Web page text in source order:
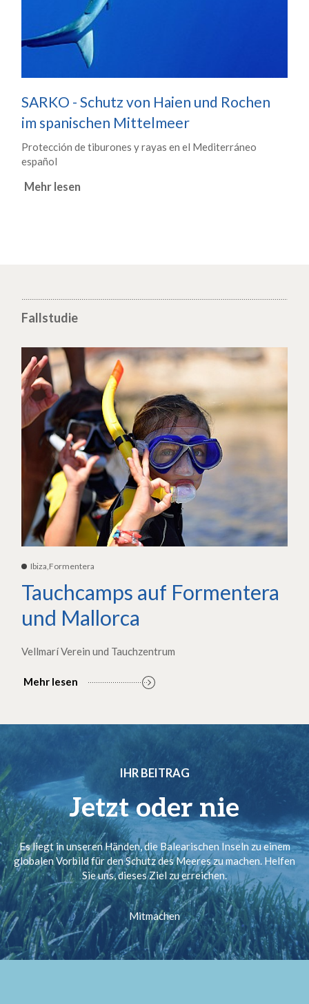
SARKO - Schutz von Haien und Rochen
im spanischen Mittelmeer
Protección de tiburones y rayas en el Mediterráneo
español
Mehr lesen
Fallstudie
Ibiza,Formentera
Tauchcamps auf Formentera
und Mallorca
Vellmarí Verein und Tauchzentrum
Mehr lesen
IHR BEITRAG
Jetzt oder nie
Es liegt in unseren Händen, die Balearischen Inseln zu einem
globalen Vorbild für den Schutz des Meeres zu machen. Helfen
Sie uns, dieses Ziel zu erreichen.
Mitmachen